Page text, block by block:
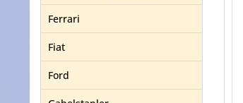
Ferrari
Fiat
Ford